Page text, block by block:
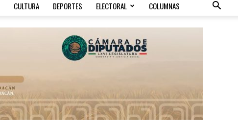
CULTURA DEPORTES ELECTORAL COLUMNAS